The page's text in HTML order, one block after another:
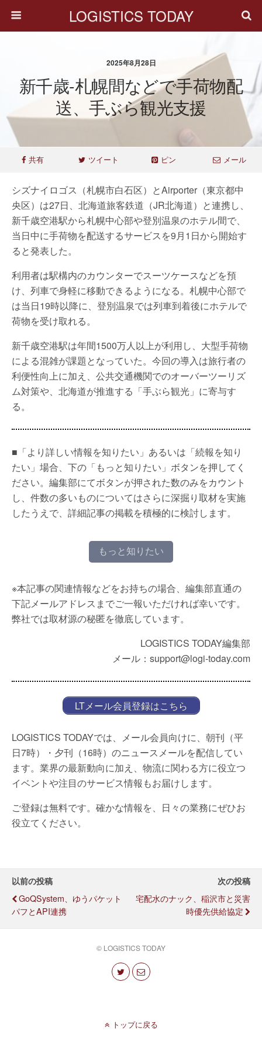
LOGISTICS TODAY
2025年8月28日
新千歳-札幌間などで手荷物配
送、手ぶら観光支援
共有 ツイート ピン メール
シズナイロゴス（札幌市白石区）とAirporter（東京都中
央区）は27日、北海道旅客鉄道（JR北海道）と連携し、
新千歳空港駅から札幌中心部や登別温泉のホテル間で、
当日中に手荷物を配送するサービスを9月1日から開始す
ると発表した。
利用者は駅構内のカウンターでスーツケースなどを預
け、列車で身軽に移動できるようになる。札幌中心部で
は当日19時以降に、登別温泉では列車到着後にホテルで
荷物を受け取れる。
新千歳空港駅は年間1500万人以上が利用し、大型手荷物
による混雑が課題となっていた。今回の導入は旅行者の
利便性向上に加え、公共交通機関でのオーバーツーリズ
ム対策や、北海道が推進する「手ぶら観光」に寄与す
る。
■「より詳しい情報を知りたい」あるいは「続報を知り
たい」場合、下の「もっと知りたい」ボタンを押してく
ださい。編集部にてボタンが押された数のみをカウント
し、件数の多いものについてはさらに深掘り取材を実施
したうえで、詳細記事の掲載を積極的に検討します。
もっと知りたい
※本記事の関連情報などをお持ちの場合、編集部直通の
下記メールアドレスまでご一報いただければ幸いです。
弊社では取材源の秘匿を徹底しています。
LOGISTICS TODAY編集部
メール：support@logi-today.com
LTメール会員登録はこちら
LOGISTICS TODAYでは、メール会員向けに、朝刊（平
日7時）・夕刊（16時）のニュースメールを配信してい
ます。業界の最新動向に加え、物流に関わる方に役立つ
イベントや注目のサービス情報もお届けします。
ご登録は無料です。確かな情報を、日々の業務にぜひお
役立てください。
以前の投稿
GoQSystem、ゆうパケット
パフとAPI連携
次の投稿
宅配水のナック、稲沢市と災害
時優先供給協定
© LOGISTICS TODAY
トップに戻る